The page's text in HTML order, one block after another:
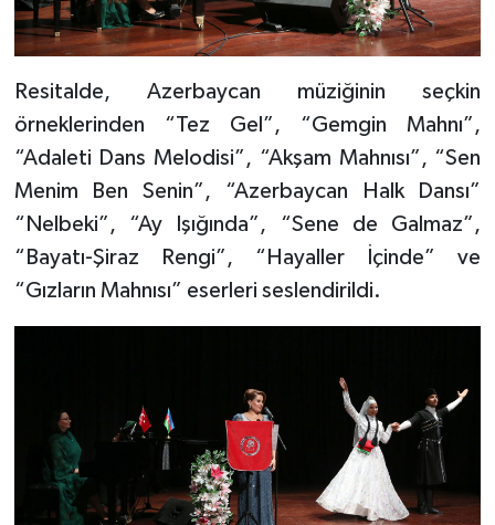
Resitalde, Azerbaycan müziğinin seçkin
örneklerinden “Tez Gel”, “Gemgin Mahnı”,
“Adaleti Dans Melodisi”, “Akşam Mahnısı”, “Sen
Menim Ben Senin”, “Azerbaycan Halk Dansı”
“Nelbeki”, “Ay Işığında”, “Sene de Galmaz”,
“Bayatı-Şiraz Rengi”, “Hayaller İçinde” ve
“Gızların Mahnısı” eserleri seslendirildi.